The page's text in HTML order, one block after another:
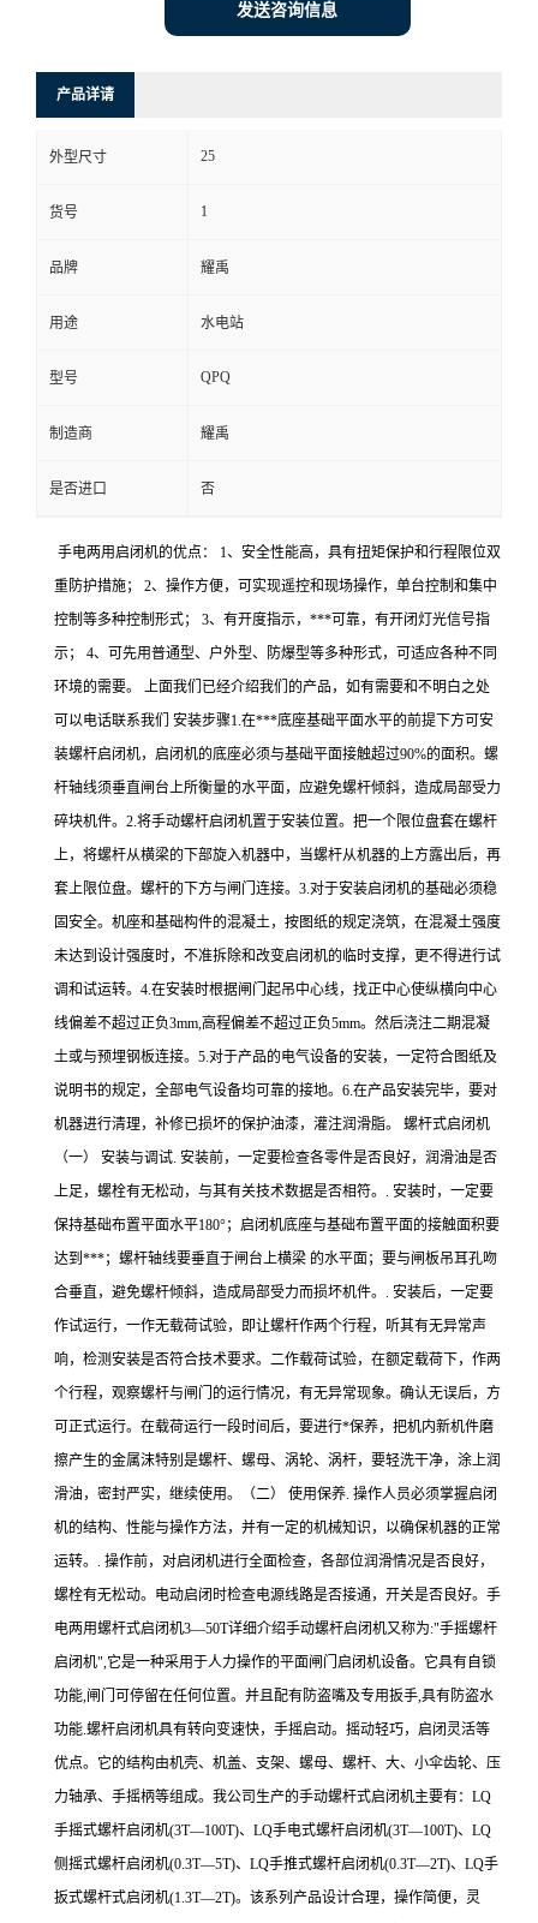
发送咨询信息
产品详请
外型尺寸 25
货号 1
品牌 耀禹
用途 水电站
型号 QPQ
制造商 耀禹
是否进口 否
手电两用启闭机的优点： 1、安全性能高，具有扭矩保护和行程限位双
重防护措施； 2、操作方便，可实现遥控和现场操作，单台控制和集中
控制等多种控制形式； 3、有开度指示，***可靠，有开闭灯光信号指
示； 4、可先用普通型、户外型、防爆型等多种形式，可适应各种不同
环境的需要。 上面我们已经介绍我们的产品，如有需要和不明白之处
可以电话联系我们 安装步骤1.在***底座基础平面水平的前提下方可安
装螺杆启闭机，启闭机的底座必须与基础平面接触超过90%的面积。螺
杆轴线须垂直闸台上所衡量的水平面，应避免螺杆倾斜，造成局部受力
碎块机件。2.将手动螺杆启闭机置于安装位置。把一个限位盘套在螺杆
上，将螺杆从横梁的下部旋入机器中，当螺杆从机器的上方露出后，再
套上限位盘。螺杆的下方与闸门连接。3.对于安装启闭机的基础必须稳
固安全。机座和基础构件的混凝土，按图纸的规定浇筑，在混凝土强度
未达到设计强度时，不准拆除和改变启闭机的临时支撑，更不得进行试
调和试运转。4.在安装时根据闸门起吊中心线，找正中心使纵横向中心
线偏差不超过正负3mm,高程偏差不超过正负5mm。然后浇注二期混凝
土或与预埋钢板连接。5.对于产品的电气设备的安装，一定符合图纸及
说明书的规定，全部电气设备均可靠的接地。6.在产品安装完毕，要对
机器进行清理，补修已损坏的保护油漆，灌注润滑脂。 螺杆式启闭机
（一） 安装与调试. 安装前，一定要检查各零件是否良好，润滑油是否
上足，螺栓有无松动，与其有关技术数据是否相符。. 安装时，一定要
保持基础布置平面水平180°；启闭机底座与基础布置平面的接触面积要
达到***；螺杆轴线要垂直于闸台上横梁 的水平面；要与闸板吊耳孔吻
合垂直，避免螺杆倾斜，造成局部受力而损坏机件。. 安装后，一定要
作试运行，一作无载荷试验，即让螺杆作两个行程，听其有无异常声
响，检测安装是否符合技术要求。二作载荷试验，在额定载荷下，作两
个行程，观察螺杆与闸门的运行情况，有无异常现象。确认无误后，方
可正式运行。在载荷运行一段时间后，要进行*保养，把机内新机件磨
擦产生的金属沫特别是螺杆、螺母、涡轮、涡杆，要轻洗干净，涂上润
滑油，密封严实，继续使用。（二） 使用保养. 操作人员必须掌握启闭
机的结构、性能与操作方法，并有一定的机械知识，以确保机器的正常
运转。. 操作前，对启闭机进行全面检查，各部位润滑情况是否良好，
螺栓有无松动。电动启闭时检查电源线路是否接通，开关是否良好。手
电两用螺杆式启闭机3—50T详细介绍手动螺杆启闭机又称为:"手摇螺杆
启闭机",它是一种采用于人力操作的平面闸门启闭机设备。它具有自锁
功能,闸门可停留在任何位置。并且配有防盗嘴及专用扳手,具有防盗水
功能.螺杆启闭机具有转向变速快，手摇启动。摇动轻巧，启闭灵活等
优点。它的结构由机壳、机盖、支架、螺母、螺杆、大、小伞齿轮、压
力轴承、手摇柄等组成。我公司生产的手动螺杆式启闭机主要有：LQ
手摇式螺杆启闭机(3T—100T)、LQ手电式螺杆启闭机(3T—100T)、LQ
侧摇式螺杆启闭机(0.3T—5T)、LQ手推式螺杆启闭机(0.3T—2T)、LQ手
扳式螺杆式启闭机(1.3T—2T)。该系列产品设计合理，操作简便，灵